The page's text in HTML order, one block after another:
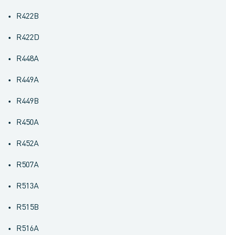
R422B
R422D
R448A
R449A
R449B
R450A
R452A
R507A
R513A
R515B
R516A